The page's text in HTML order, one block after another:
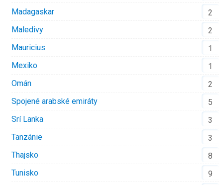
Madagaskar
2
Maledivy
2
Mauricius
1
Mexiko
1
Omán
2
Spojené arabské emiráty
5
Srí Lanka
3
Tanzánie
3
Thajsko
8
Tunisko
9